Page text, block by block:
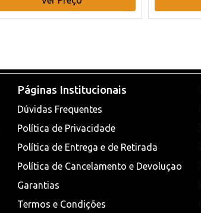
Páginas Institucionais
Dúvidas Frequentes
Política de Privacidade
Política de Entrega e de Retirada
Política de Cancelamento e Devoluçao
Garantias
Termos e Condições